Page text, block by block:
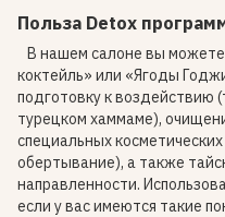
Польза Detox
В нашем салоне вы
коктейль» или «Ягоды
подготовку к воздействию
турецком хаммаме),
специальных
обертывание), а также
направленности.
если у вас имеются такие